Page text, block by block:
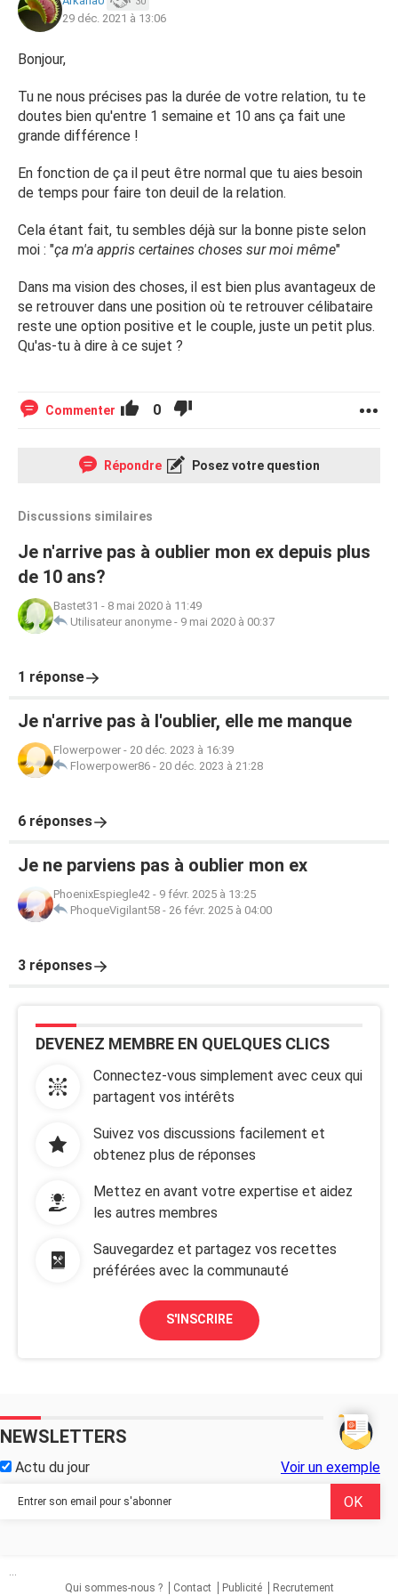
29 déc. 2021 à 13:06
Bonjour,
Tu ne nous précises pas la durée de votre relation, tu te
doutes bien qu'entre 1 semaine et 10 ans ça fait une
grande différence !
En fonction de ça il peut être normal que tu aies besoin
de temps pour faire ton deuil de la relation.
Cela étant fait, tu sembles déjà sur la bonne piste selon
moi : "ça m'a appris certaines choses sur moi même"
Dans ma vision des choses, il est bien plus avantageux de
se retrouver dans une position où te retrouver célibataire
reste une option positive et le couple, juste un petit plus.
Qu'as-tu à dire à ce sujet ?
Commenter 0
Répondre Posez votre question
Discussions similaires
Je n'arrive pas à oublier mon ex depuis plus
de 10 ans?
Bastet31 - 8 mai 2020 à 11:49
Utilisateur anonyme - 9 mai 2020 à 00:37
1 réponse
Je n'arrive pas à l'oublier, elle me manque
Flowerpower - 20 déc. 2023 à 16:39
Flowerpower86 - 20 déc. 2023 à 21:28
6 réponses
Je ne parviens pas à oublier mon ex
PhoenixEspiegle42 - 9 févr. 2025 à 13:25
PhoqueVigilant58 - 26 févr. 2025 à 04:00
3 réponses
DEVENEZ MEMBRE EN QUELQUES CLICS
Connectez-vous simplement avec ceux qui
partagent vos intérêts
Suivez vos discussions facilement et
obtenez plus de réponses
Mettez en avant votre expertise et aidez
les autres membres
Sauvegardez et partagez vos recettes
préférées avec la communauté
S'INSCRIRE
NEWSLETTERS
Actu du jour Voir un exemple
...
Qui sommes-nous ?
Contact Publicité Recrutement